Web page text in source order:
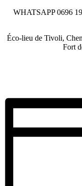
WHATSAPP 0696
Éco-lieu de Tivoli,
Fort